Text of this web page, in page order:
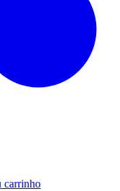
carrinho